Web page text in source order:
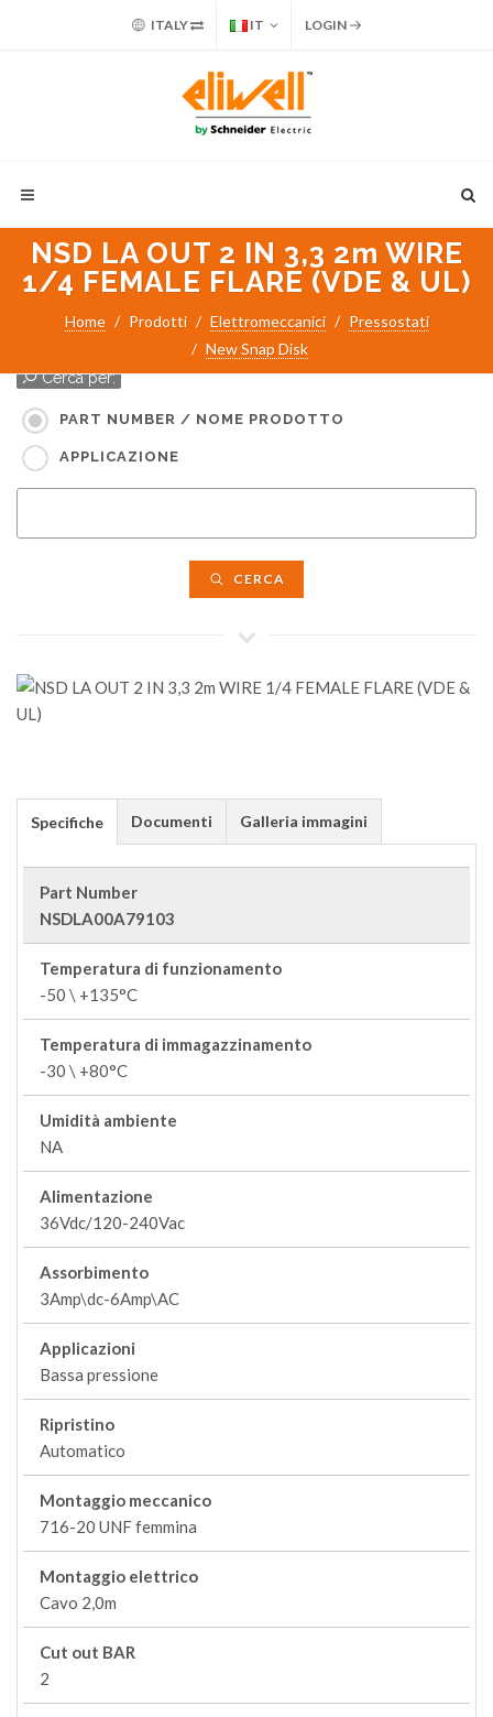
ITALY IT LOGIN
NSD LA OUT 2 IN 3,3 2m WIRE
1/4 FEMALE FLARE (VDE & UL)
Home Prodotti Elettromeccanici
Pressostati
New Snap Disk
Cerca per:
PART NUMBER / NOME PRODOTTO
APPLICAZIONE
CERCA
Specifiche Documenti Galleria immagini
Part Number
NSDLA00A79103
Temperatura di funzionamento
-50 \ +135°C
Temperatura di immagazzinamento
-30 \ +80°C
Umidità ambiente
NA
Alimentazione
36Vdc/120-240Vac
Assorbimento
3Amp\dc-6Amp\AC
Applicazioni
Bassa pressione
Ripristino
Automatico
Montaggio meccanico
716-20 UNF femmina
Montaggio elettrico
Cavo 2,0m
Cut out BAR
2